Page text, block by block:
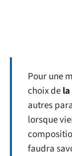
Pour une
choix de
autres
lorsque
faudra